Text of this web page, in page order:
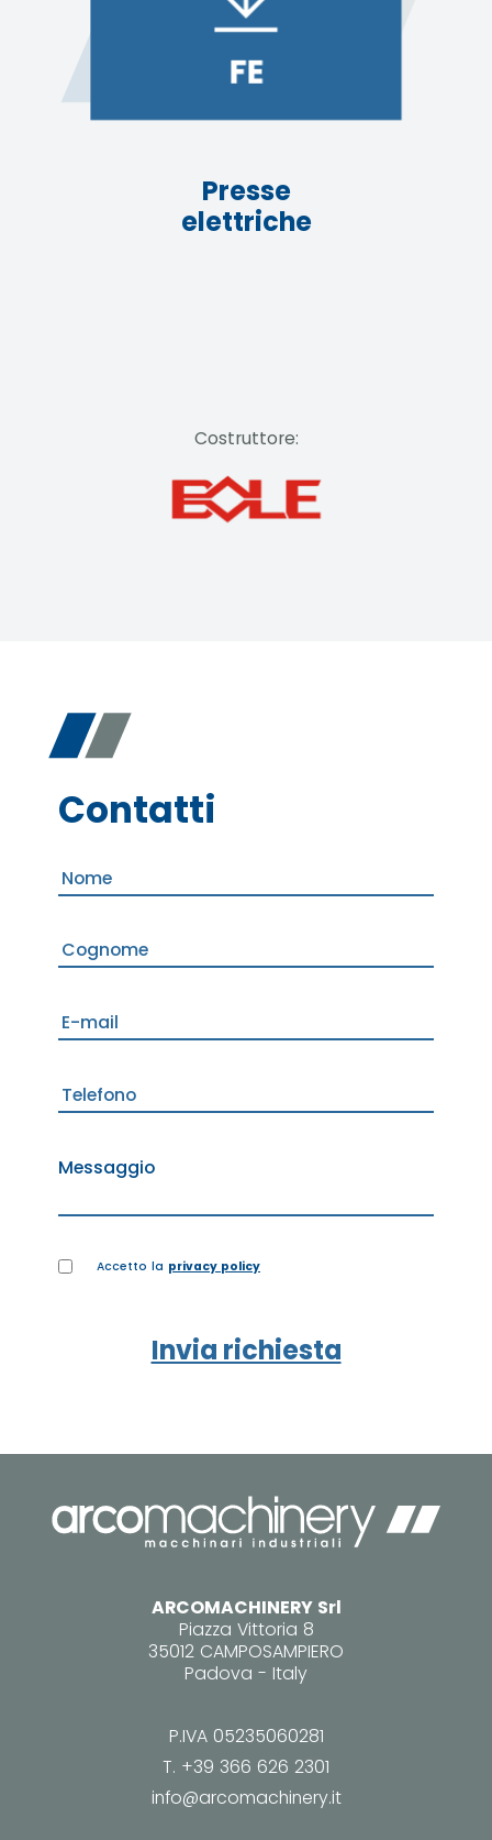
FE
Presse
elettriche
Costruttore:
Contatti
Messaggio
Accetto la privacy policy
Invia richiesta
ARCOMACHINERY Srl
Piazza Vittoria 8
35012 CAMPOSAMPIERO
Padova - Italy
P.IVA 05235060281
T. +39 366 626 2301
info@arcomachinery.it